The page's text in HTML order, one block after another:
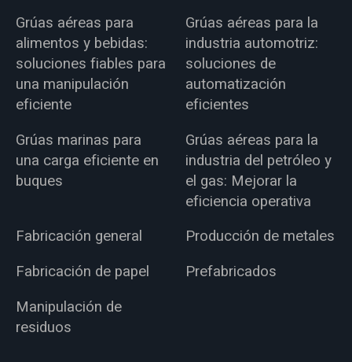
Grúas aéreas para
alimentos y bebidas:
soluciones fiables para
una manipulación
eficiente
Grúas aéreas para la
industria automotriz:
soluciones de
automatización
eficientes
Grúas marinas para
una carga eficiente en
buques
Grúas aéreas para la
industria del petróleo y
el gas: Mejorar la
eficiencia operativa
Fabricación general
Producción de metales
Fabricación de papel
Prefabricados
Manipulación de
residuos